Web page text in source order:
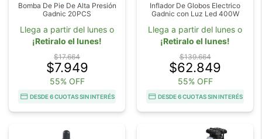
Bomba De Pie De Alta Presión
Gadnic 20PCS
Llega a partir del lunes o
¡Retiralo el lunes!
$17.664
$7.949
55% OFF
DESDE 6 CUOTAS SIN INTERÉS
Inflador De Globos Electrico
Gadnic con Luz Led 400W
Llega a partir del lunes o
¡Retiralo el lunes!
$139.664
$62.849
55% OFF
DESDE 6 CUOTAS SIN INTERÉS